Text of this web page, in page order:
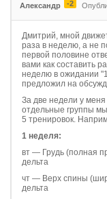
Александр -2
Дмитрий, мной
раза в неделю, а не
первой половине
вами как составить
неделю в ожидании
предложил на
За две недели у
отдельные группы
5 тренировок.
1 неделя:
вт — Грудь (полная
дельта
чт — Верх спины
дельта